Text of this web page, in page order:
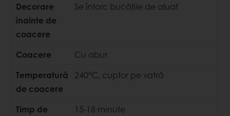
Decorare
înainte de
coacere
Se întorc bucățile de aluat
Coacere
Cu abur
Temperatură
de coacere
240°C, cuptor pe vatră
Timp de
15-18 minute